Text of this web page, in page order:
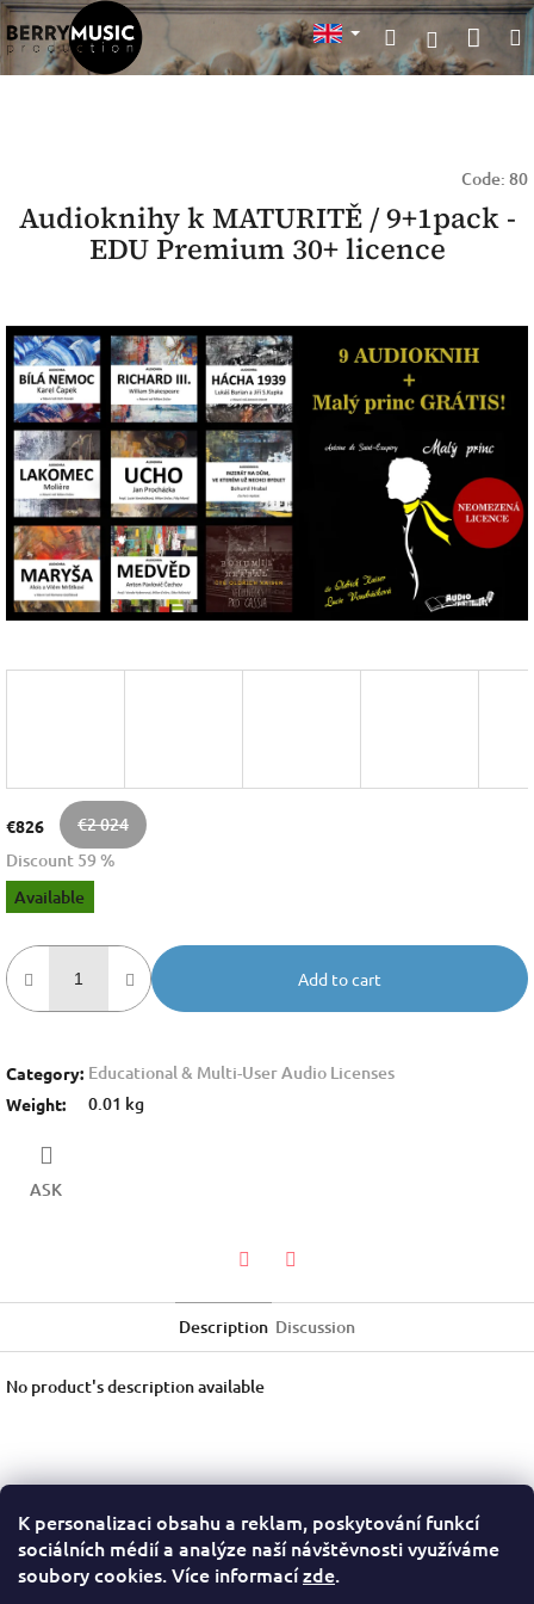
K personalizaci obsahu a reklam, poskytování funkcí
sociálních médií a analýze naší návštěvnosti využíváme
soubory cookies. Více informacízde.
Skip
to
content
SearchLogin
cart
Code: 80
Audioknihy k MATURITĚ / 9+1pack -
EDU Premium 30+ licence
€826
€2 024
Discount 59 %
Measure
price:
Available
Add to cart
Category: Educational & Multi-User Audio Licenses
Weight: 0.01 kg
ASK
Description Discussion
No product's description available
Terms of Service Privacy Policy